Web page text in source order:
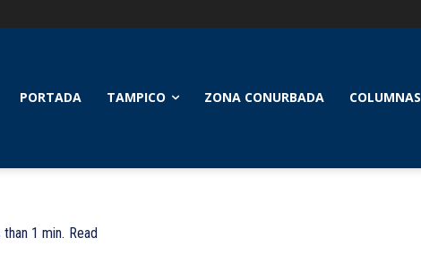
PORTADA TAMPICO ZONA CONURBADA COLUMNAS
than 1 min. Read